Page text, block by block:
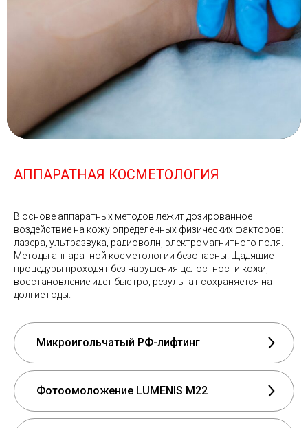
АППАРАТНАЯ КОСМЕТОЛОГИЯ
В основе аппаратных методов лежит дозированное
воздействие на кожу определенных физических факторов:
лазера, ультразвука, радиоволн, электромагнитного поля.
Методы аппаратной косметологии безопасны. Щадящие
процедуры проходят без нарушения целостности кожи,
восстановление идет быстро, результат сохраняется на
долгие годы.
Микроигольчатый РФ-лифтинг
Фотоомоложение LUMENIS M22